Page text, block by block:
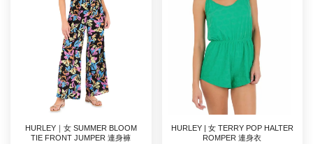
HURLEY｜女 SUMMER BLOOM
TIE FRONT JUMPER 連身褲
HURLEY | 女 TERRY POP HALTER
ROMPER 連身衣